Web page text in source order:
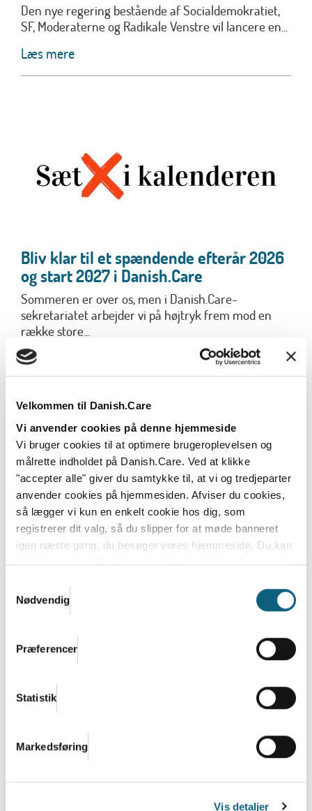
Velkommen til Danish.Care
Vi anvender cookies på denne hjemmeside
Vi bruger cookies til at optimere brugeroplevelsen og
målrette indholdet på Danish.Care. Ved at klikke
"accepter alle" giver du samtykke til, at vi og tredjeparter
anvender cookies på hjemmesiden. Afviser du cookies,
så lægger vi kun en enkelt cookie hos dig, som
registrerer dit valg, så du slipper for at møde banneret
igen næste gang, du besøger vores hjemmeside. Du kan
til enhver tid trække dit samtykke til cookies tilbage ved
Danish.Cares privatlivs- og cookiepolitik
Nødvendig
Præferencer
Statistik
Markedsføring
Vis detaljer
Den nye regering bestående af Socialdemokratiet,
SF, Moderaterne og Radikale Venstre vil lancere en...
Læs mere
Bliv klar til et spændende efterår 2026
og start 2027 i Danish.Care
Sommeren er over os, men i Danish.Care-
sekretariatet arbejder vi på højtryk frem mod en
række store...
Læs mere
Debatindlæg: Flere raske år kræver en
regeringsgrundlaget
ét spørgsmål være uomgængeligt: Hvordan sørger
vi...
Læs mere